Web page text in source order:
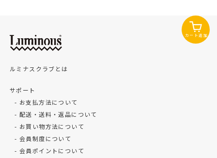
カート追加
ルミナスクラブとは
サポート
お支払方法について
配送・送料・返品について
お買い物方法について
会員制度について
会員ポイントについて